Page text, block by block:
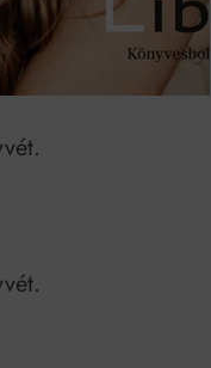
falusi író vagy boncmester?
nem csak a 80-as években
működik, ha jól van felújítva